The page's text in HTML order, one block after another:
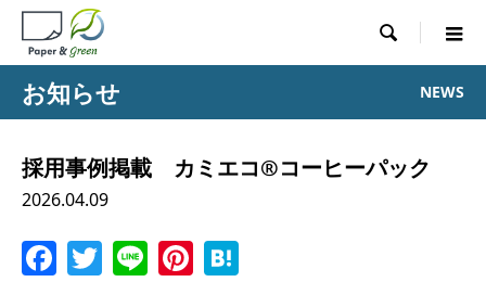

お知らせ NEWS
採用事例掲載 カミエコ®コーヒーパック
2026.04.09
Facebook
Twitter
LinePinterest